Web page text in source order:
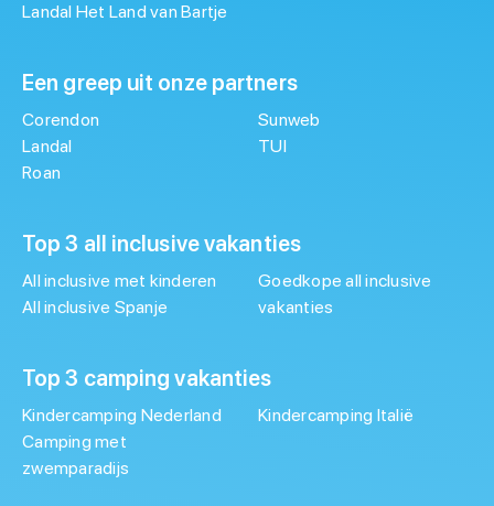
Landal Het Land van Bartje
Een greep uit onze partners
Corendon
Landal
Roan
Sunweb
TUI
Top 3 all inclusive vakanties
All inclusive met kinderen
All inclusive Spanje
Goedkope all inclusive
vakanties
Top 3 camping vakanties
Kindercamping Nederland
Camping met
zwemparadijs
Kindercamping Italië